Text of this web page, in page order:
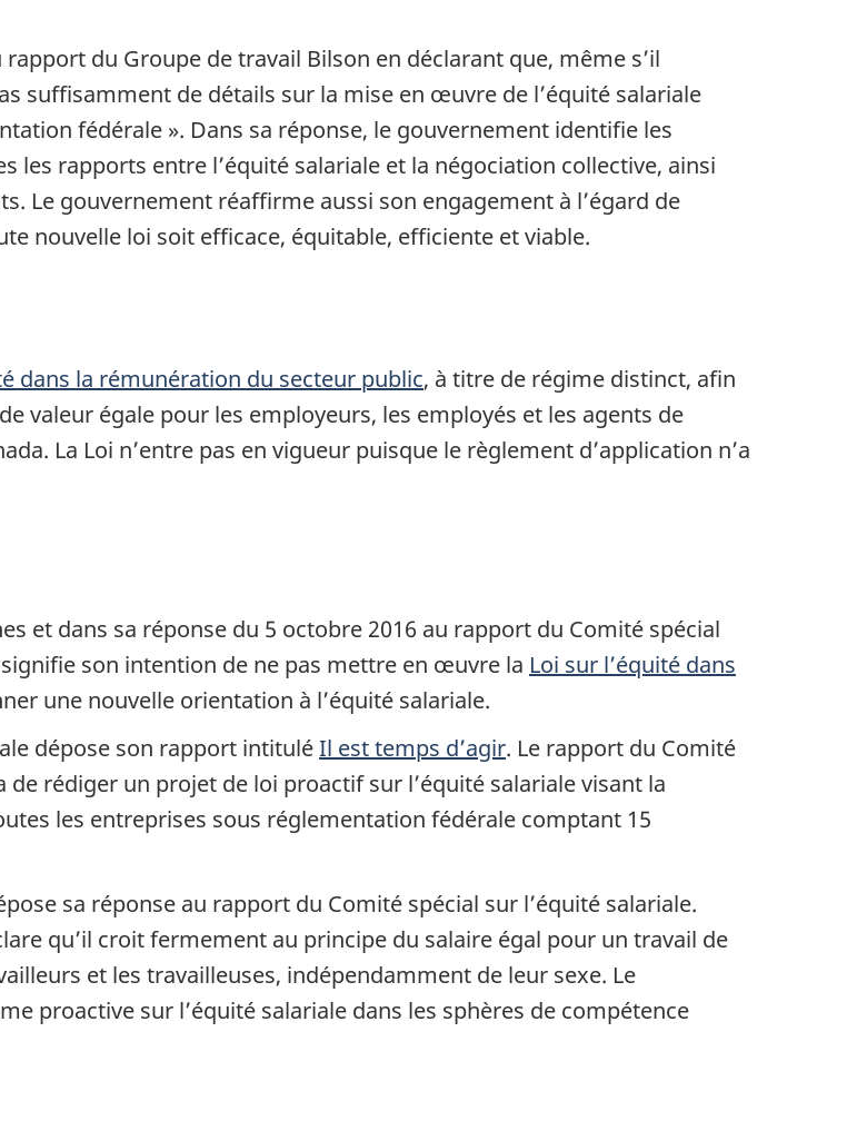
rapport du Groupe de travail Bilson en déclarant que, même s’il
suffisamment de détails sur la mise en œuvre de l’équité salariale
fédérale ». Dans sa réponse, le gouvernement identifie les
les rapports entre l’équité salariale et la négociation collective, ainsi
Le gouvernement réaffirme aussi son engagement à l’égard de
nouvelle loi soit efficace, équitable, efficiente et viable.
dans la rémunération du secteur public, à titre de régime distinct, afin
valeur égale pour les employeurs, les employés et les agents de
La Loi n’entre pas en vigueur puisque le règlement d’application n’a
et dans sa réponse du 5 octobre 2016 au rapport du Comité spécial
son intention de ne pas mettre en œuvre la Loi sur l’équité dans
une nouvelle orientation à l’équité salariale.
dépose son rapport intituléIl est temps d’agir. Le rapport du Comité
rédiger un projet de loi proactif sur l’équité salariale visant la
les entreprises sous réglementation fédérale comptant 15
sa réponse au rapport du Comité spécial sur l’équité salariale.
qu’il croit fermement au principe du salaire égal pour un travail de
et les travailleuses, indépendamment de leur sexe. Le
proactive sur l’équité salariale dans les sphères de compétence